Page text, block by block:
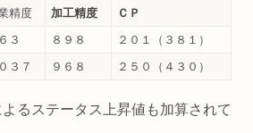
精度 加工精度
ＣＰ
３ ８９８
２０１（３８１）
３７ ９６８ ２５０（４３０）
よるステータス上昇値も加算されて